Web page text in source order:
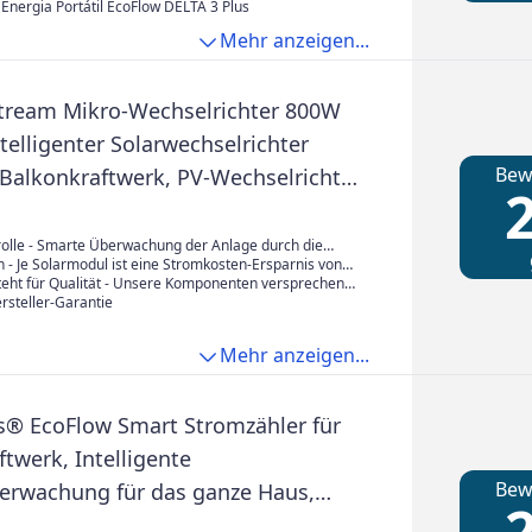
Portátil EcoFlow DELTA 3 Plus
Mehr anzeigen...
Mikro-Wechselrichter 800W
Solarwechselrichter
PV-Wechselrichter
2 MPPT, App, inkl. AC & DC
- Smarte Überwachung der Anlage durch die
WIFI-Funktion des Wechselrichters und der EcoFlow
in Echtzeit wie viel Strom Sie erzeugen, wie viel
durch Ihre Anlage einsparen! App runterladen,
und los gehts! Dank intuitiver Einrichtung
- Je Solarmodul ist eine Stromkosten-Ersparnis von
Zusätzlich ist vielerorts eine Förderung für Ihr
möglich. Informieren Sie sich bei den zuständigen
für Qualität - Unsere Komponenten versprechen
lineare Leistungsgarantie. Investieren Sie heute in
genießen Sie die Erträge! Solarway ist eine von
Energien spezialisiert hat. Werden Sie ein Teil der
Garantie
Mehr anzeigen...
EcoFlow Smart Stromzähler für
Intelligente
für das ganze Haus,
mit EcoFlow STREAM